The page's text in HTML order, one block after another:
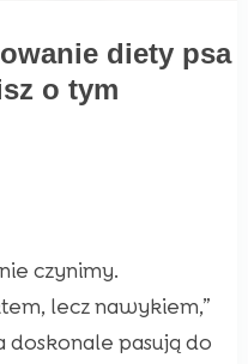
diety psa
o tym
czynimy.
lecz nawykiem,”
doskonale pasują do